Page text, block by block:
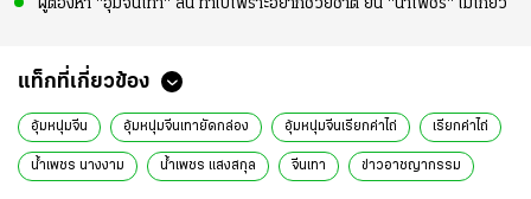
ผู้ต้องหา "อุ้มจีนเทา" ลั่น ทำไปเพราะอยากช่วยชาติ ยัน "น้ำเพชร" ไม่เกี่ยว
แท็กที่เกี่ยวข้อง
อุ้มหนุ่มจีน อุ้มหนุ่มจีนเทายัดกล่อง อุ้มหนุ่มจีนเรียกค่าไถ่ เรียกค่าไถ่
น้ำเพชร นางงาม น้ำเพชร แสงสกุล จีนเทา ข่าวอาชญากรรม